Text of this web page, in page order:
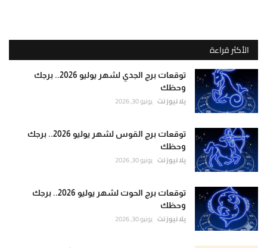
الأكثر قراءة
توقعات برج الجدي لشهر يوليو 2026.. برجك
وحظك
يلا نيوز نت يونيو 30, 2026
توقعات برج القوس لشهر يوليو 2026.. برجك
وحظك
يلا نيوز نت يونيو 30, 2026
توقعات برج الحوت لشهر يوليو 2026.. برجك
وحظك
يلا نيوز نت يونيو 30, 2026